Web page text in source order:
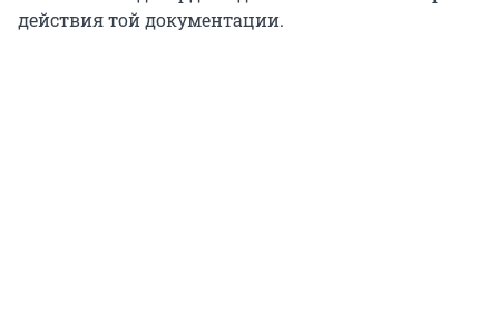
действия той документации.